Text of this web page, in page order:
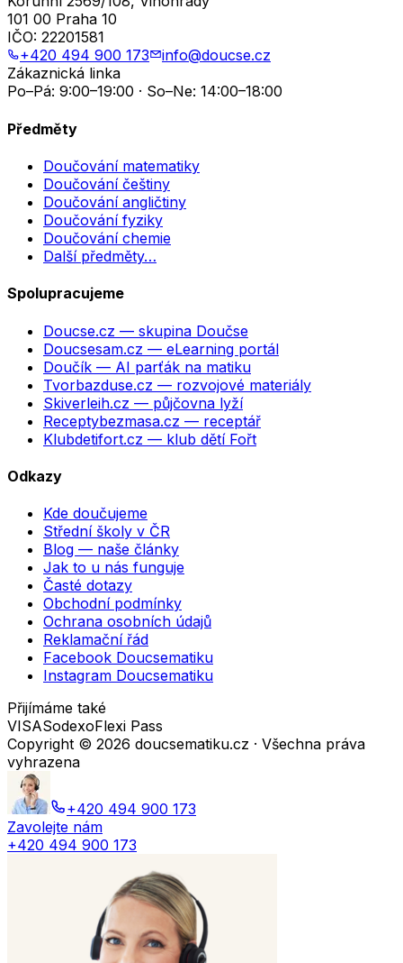
101 00 Praha 10
IČO: 22201581
+420 494 900 173
info@doucse.cz
Zákaznická linka
Po–Pá: 9:00–19:00 · So–Ne: 14:00–18:00
Předměty
Doučování matematiky
Doučování češtiny
Doučování angličtiny
Doučování fyziky
Doučování chemie
Další předměty…
Spolupracujeme
Doucse.cz — skupina Doučse
Doucsesam.cz — eLearning portál
Doučík — AI parťák na matiku
Tvorbazduse.cz — rozvojové materiály
Skiverleih.cz — půjčovna lyží
Receptybezmasa.cz — receptář
Klubdetifort.cz — klub dětí Fořt
Odkazy
Kde doučujeme
Střední školy v ČR
Blog — naše články
Jak to u nás funguje
Časté dotazy
Obchodní podmínky
Ochrana osobních údajů
Reklamační řád
Facebook Doucsematiku
Instagram Doucsematiku
Přijímáme také
VISASodexoFlexi Pass
Copyright © 2026 doucsematiku.cz · Všechna práva
vyhrazena
+420 494 900 173
Zavolejte nám
+420 494 900 173